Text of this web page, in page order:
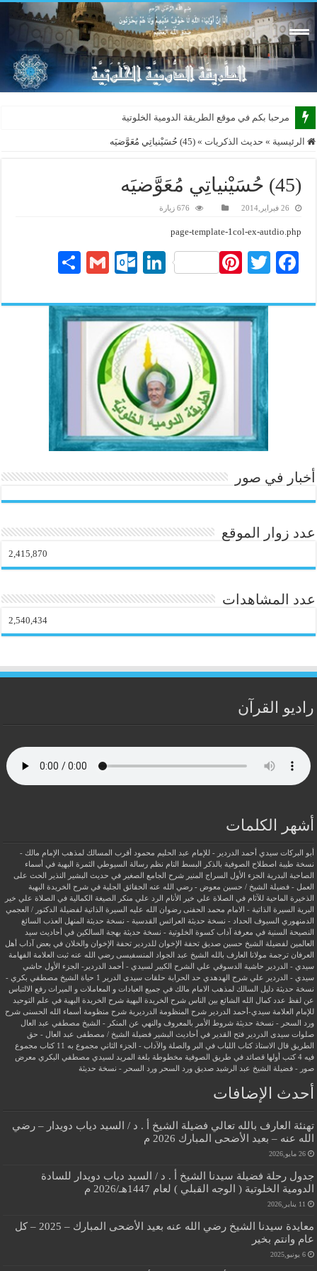
مرحبا بكم في موقع الطريقة الدومية الخلوتية بشكله
الرئيسية » حديث الذكريات » (45) حُسَيْنياتِي مُعَوَّضيَه
(45) حُسَيْنياتِي مُعَوَّضيَه
26 فبراير,2014 676 زيارة
page-template-1col-ex-autdio.php
Fa
bo
ok
T
tte
r
er
es
t
Li
ed
In
O
lo
ok
.c
o
m
G
ail
re
أخبار في صور
عدد زوار الموقع
2,415,870
عدد المشاهدات
2,540,434
راديو القرآن
أشهر الكلمات
أبو البركات سيدي أحمد الدردير - للإمام عبد الحليم محمود
أقرب المسالك لمذهب الإمام مالك -
نسخة طيبة اصطلاح الصوفية بالذكر البسط التام نظم رسالة السيوطي
الثمرة البهية في أسماء
الصاحبة البدرية
الجزء الأول السراج المنير شرح الجامع الصغير في حديث البشير النذير
الحث على
العمل - فضيلة الشيخ / حسين معوض - رضي الله عنه
الحقائق الجلية في شرح الخريدة البهية
الذخيرة الماحية للآثام في الصلاة علي خير الأنام
الرد علي منكر الصيغة الكمالية في الصلاة علي خير
البرية
السيرة الذاتية - الامام محمد الحفنى رضوان الله عليه
السيرة الذاتية لفضيلة الدكتور / العجمي
الدمنهوري
السيوف الحداد - نسخة حديثة العرائس القدسية - نسخة حديثة
المنهل العذب السائغ
النصيحة السنية في معرفة آداب كسوة الخلوتية - نسخة حديثة بهجة السالكين في أحاديث سيد
العالمين لفضيلة الشيخ حسين صديق
تحفة الإخوان للدردير تحفة الإخوان والخلان في بعض آداب أهل
العرفان ترجمة مولانا العارف بالله الشيخ عبد الجواد المنسفيسى رضي الله عنه ثبت العلامة الفهامة
سيدي - الدردير
حاشية الدسوقي علي الشرح الكبير لسيدي - أحمد الدردير- الجزء الأول حاشي
سيدي - الدردير علي شرح الهدهدي حد الحرابة حلقات سيدى الدرير 1
حياة الشيخ مصطفي بكري -
نسخة حديثة دليل السالك لمذهب الامام مالك في جميع العبادات و المعاملات و الميراث رفع الالتباس
عن لفظ عدد كمال الله الشائع بين الناس شرح الخريدة البهية شرح الخريدة البهية في علم التوحيد
للإمام العلامة سيدي-أحمد الدردير شرح المنظومة الدرديرية شرح منظومة أسماء الله الحسنى شرح
ورد السحر - نسخة حديثة شروط الأمر بالمعروف والنهي عن المنكر - الشيخ مصطفي عبد العال
صلوات سيدى الدردير فتح القدير في أحاديث البشير فضيلة الشيخ / مصطفى عبد العال - حق
الطريق
قال الاستاذ كتاب اللباب في البر والصلة والآداب - الجزء الثاني مجموع به 11 كتاب
مجموع
فيه 4 كتب أولها قصائد في طريق الصوفية
مخطوطة بلغة المريد لسيدي مصطفي البكري معرض
صور - فضيلة الشيخ عبد الرشيد صديق
ورد السحر ورد السحر - نسخة حديثة
أحدث الإضافات
تهنئة العارف بالله تعالي فضيلة الشيخ أ . د / السيد دياب دويدار – رضي
الله عنه – بعيد الأضحى المبارك 2026 م
26 مايو,2026
جدول رحلة فضيلة سيدنا الشيخ أ . د / السيد دياب دويدار للسادة
الدومية الخلوتية ( الوجه القبلي ) لعام 1447هـ/2026 م
11 يناير,2026
معايدة سيدنا الشيخ رضي الله عنه بعيد الأضحى المبارك – 2025 – كل
عام وانتم بخير
6 يونيو,2025